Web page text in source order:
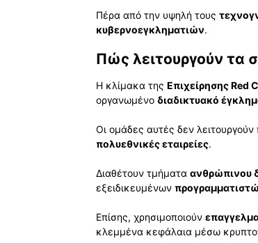
Πέρα από την υψηλή τους
κυβερνοεγκληματιών.
Πώς λειτουργούν τα
Η κλίμακα της Επιχείρησης Red
οργανωμένο διαδικτυακό
Οι ομάδες αυτές δεν
πολυεθνικές εταιρείες.
Διαθέτουν τμήματα ανθρώπινου
εξειδικευμένων
Επίσης, χρησιμοποιούν
κλεμμένα κεφάλαια μέσω